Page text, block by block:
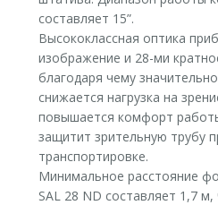
составляет 15”.
Высококлассная оптика
изображение и 28-ми
благодаря чему значительно
снижается нагрузка на
повышается комфорт
защитит зрительную трубу
транспортировке.
Минимальное расстояние
SAL 28 ND составляет 1,7